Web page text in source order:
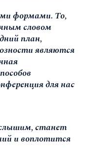
формами. То,
словом
план,
являются
для нас
станет
и воплотится